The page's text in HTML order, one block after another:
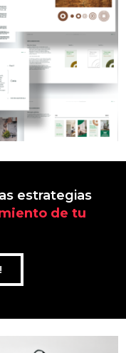
estrategias
de tu